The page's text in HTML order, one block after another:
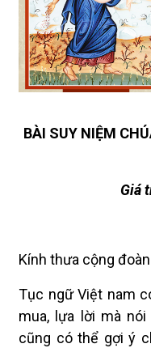
BÀI SUY NIỆM
Giá
Kính thưa cộng
Tục ngữ Việt nam
mua, lựa lời mà nói
cũng có thể gợi ý